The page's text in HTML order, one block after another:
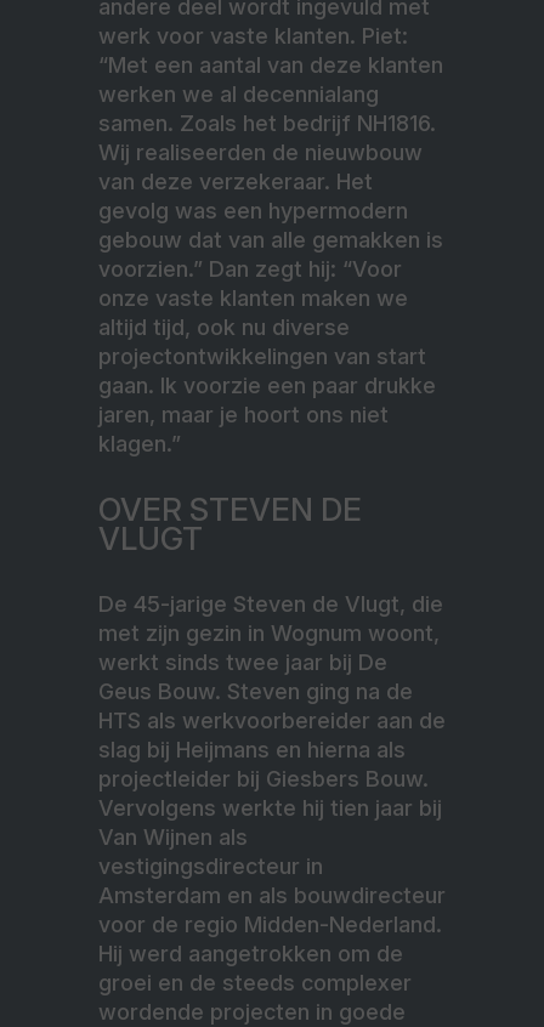
andere deel wordt ingevuld met
werk voor vaste klanten. Piet:
“Met een aantal van deze klanten
werken we al decennialang
samen. Zoals het bedrijf NH1816.
Wij realiseerden de nieuwbouw
van deze verzekeraar. Het
gevolg was een hypermodern
gebouw dat van alle gemakken is
voorzien.” Dan zegt hij: “Voor
onze vaste klanten maken we
altijd tijd, ook nu diverse
projectontwikkelingen van start
gaan. Ik voorzie een paar drukke
jaren, maar je hoort ons niet
klagen.”
OVER STEVEN DE
VLUGT
De 45-jarige Steven de Vlugt, die
met zijn gezin in Wognum woont,
werkt sinds twee jaar bij De
Geus Bouw. Steven ging na de
HTS als werkvoorbereider aan de
slag bij Heijmans en hierna als
projectleider bij Giesbers Bouw.
Vervolgens werkte hij tien jaar bij
Van Wijnen als
vestigingsdirecteur in
Amsterdam en als bouwdirecteur
voor de regio Midden-Nederland.
Hij werd aangetrokken om de
groei en de steeds complexer
wordende projecten in goede